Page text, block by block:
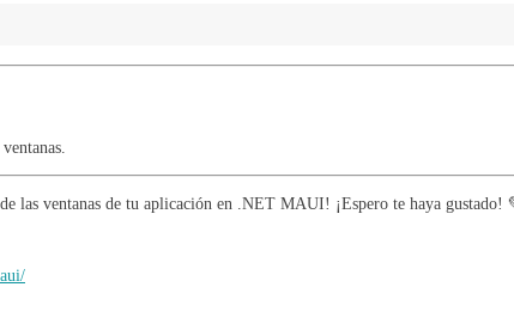
las ventanas de tu aplicación en .NET MAUI! ¡Espero te haya gustado!